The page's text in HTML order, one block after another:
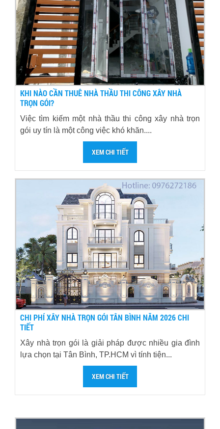
KHI NÀO CẦN THUÊ NHÀ THẦU THI CÔNG XÂY NHÀ
TRỌN GÓI?
Việc tìm kiếm một nhà thầu thi công xây nhà trọn
gói uy tín là một công việc khó khăn....
XEM CHI TIẾT
CHI PHÍ XÂY NHÀ TRỌN GÓI TÂN BÌNH NĂM 2026 CHI
TIẾT
Xây nhà trọn gói là giải pháp được nhiều gia đình
lựa chọn tại Tân Bình, TP.HCM vì tính tiện...
XEM CHI TIẾT